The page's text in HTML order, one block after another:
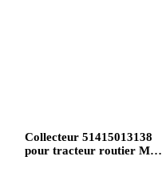
Collecteur 51415013138
pour tracteur routier MAN